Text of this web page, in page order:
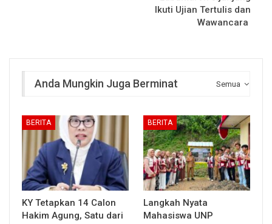
Ikuti Ujian Tertulis dan
Wawancara
Semua
Anda Mungkin Juga Berminat
BERITA
KY Tetapkan 14 Calon
Hakim Agung, Satu dari
BERITA
Langkah Nyata
Mahasiswa UNP